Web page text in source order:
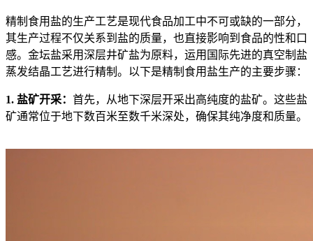
精制食用盐的生产工艺是现代食品加工中不可或缺的一部分，
其生产过程不仅关系到盐的质量，也直接影响到食品的性和口
感。金坛盐采用深层井矿盐为原料，运用国际先进的真空制盐
蒸发结晶工艺进行精制。以下是精制食用盐生产的主要步骤：
1. 盐矿开采： 首先，从地下深层开采出高纯度的盐矿。这些盐
矿通常位于地下数百米至数千米深处，确保其纯净度和质量。